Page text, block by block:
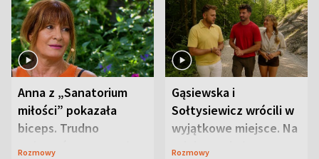
Anna z „Sanatorium
miłości” pokazała
biceps. Trudno
uwierzyć, co przeszła
Rozmowy
Gąsiewska i
Sołtysiewicz wrócili w
wyjątkowe miejsce. Na
szlaku czekał
Rozmowy